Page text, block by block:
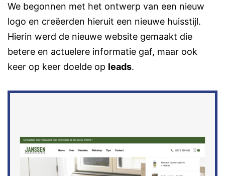
We begonnen met het ontwerp van een nieuw
logo en creëerden hieruit een nieuwe huisstijl.
Hierin werd de nieuwe website gemaakt die
betere en actuelere informatie gaf, maar ook
keer op keer doelde op leads.